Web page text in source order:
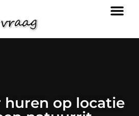
huren op locatie